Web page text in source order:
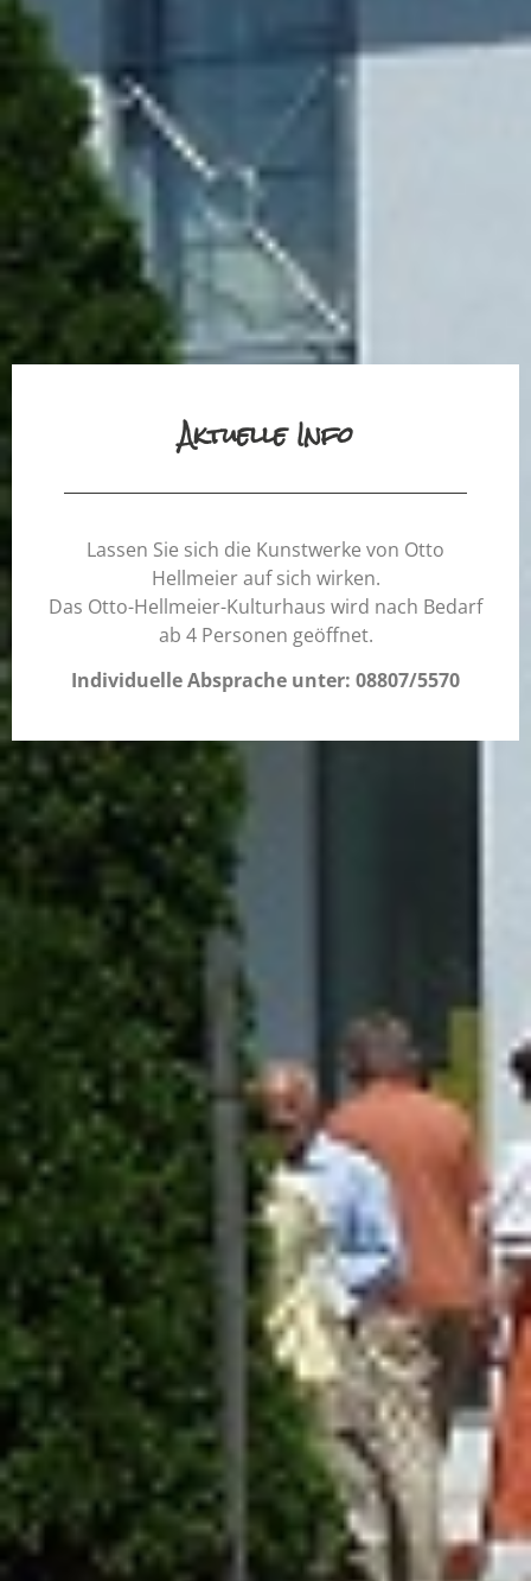
Aktuelle Info
Lassen Sie sich die Kunstwerke von Otto
Hellmeier auf sich wirken.
Das Otto-Hellmeier-Kulturhaus wird nach Bedarf
ab 4 Personen geöffnet.
Individuelle Absprache unter: 08807/5570